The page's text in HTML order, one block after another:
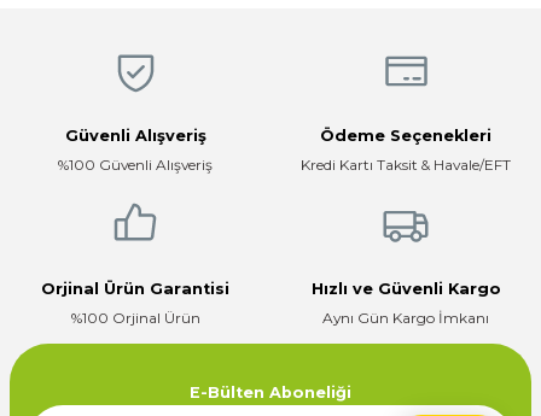
Güvenli Alışveriş
%100 Güvenli Alışveriş
Ödeme Seçenekleri
Kredi Kartı Taksit & Havale/EFT
Orjinal Ürün Garantisi
%100 Orjinal Ürün
Hızlı ve Güvenli Kargo
Aynı Gün Kargo İmkanı
E-Bülten Aboneliği